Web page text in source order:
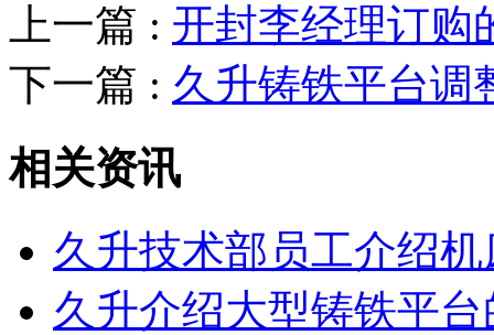
上一篇 : 开封李经理订购
下一篇 : 久升铸铁平台调
相关资讯
久升技术部员工介绍
久升介绍大型铸铁平